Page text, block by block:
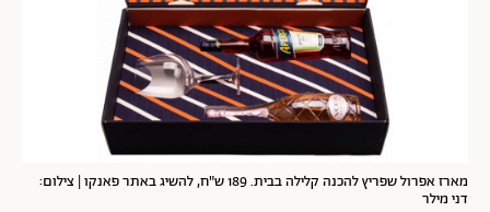
מארז אפרול שפריץ להכנה קלילה בבית. 189 ש"ח, להשיג באתר פאנקו | צילום:
דני מילר